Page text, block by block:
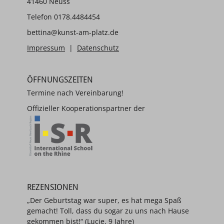
Telefon 0178.4484454
bettina@kunst-am-platz.de
Impressum | Datenschutz
ÖFFNUNGSZEITEN
Termine nach Vereinbarung!
Offizieller Kooperationspartner der
REZENSIONEN
„Der Geburtstag war super, es hat mega Spaß
gemacht! Toll, dass du sogar zu uns nach Hause
gekommen bist!“ (Lucie, 9 Jahre)